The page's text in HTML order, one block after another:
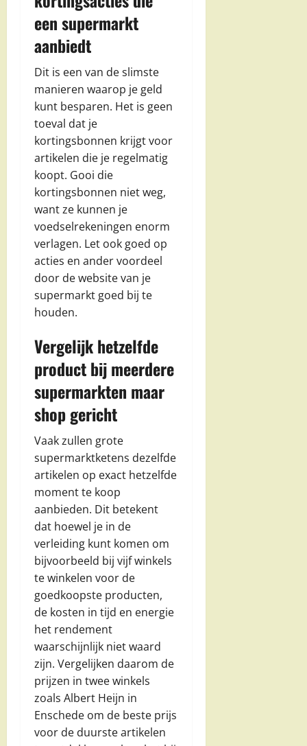
een supermarkt
aanbiedt
Dit is een van de slimste
manieren waarop je geld
kunt besparen. Het is geen
toeval dat je
kortingsbonnen krijgt voor
artikelen die je regelmatig
koopt. Gooi die
kortingsbonnen niet weg,
want ze kunnen je
voedselrekeningen enorm
verlagen. Let ook goed op
acties en ander voordeel
door de website van je
supermarkt goed bij te
houden.
Vergelijk hetzelfde
product bij meerdere
supermarkten maar
shop gericht
Vaak zullen grote
supermarktketens dezelfde
artikelen op exact hetzelfde
moment te koop
aanbieden. Dit betekent
dat hoewel je in de
verleiding kunt komen om
bijvoorbeeld bij vijf winkels
te winkelen voor de
goedkoopste producten,
de kosten in tijd en energie
het rendement
waarschijnlijk niet waard
zijn. Vergelijken daarom de
prijzen in twee winkels
zoals Albert Heijn in
Enschede om de beste prijs
voor de duurste artikelen